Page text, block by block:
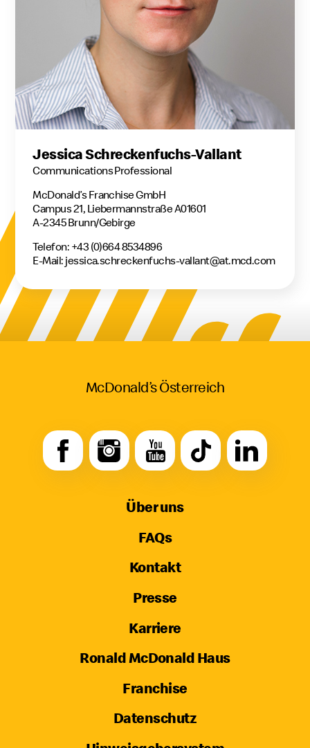
Jessica Schreckenfuchs-Vallant
Communications Professional
McDonald’s Franchise GmbH
Campus 21, Liebermannstraße A01601
A-2345 Brunn/Gebirge
Telefon: +43 (0)664 8534896
E-Mail: jessica.schreckenfuchs-vallant@at.mcd.com
McDonald’s Österreich
Über uns
FAQs
Kontakt
Presse
Karriere
Ronald McDonald Haus
Franchise
Datenschutz